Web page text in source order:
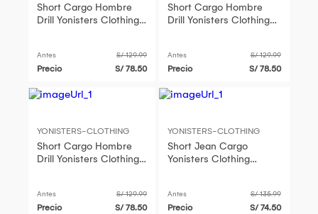
Short Cargo Hombre
Drill Yonisters Clothing
Antes S/ 129.99
Precio S/ 78.50
Short Cargo Hombre
Drill Yonisters Clothing
Antes S/ 129.99
Precio S/ 78.50
YONISTERS-CLOTHING
Short Cargo Hombre
Drill Yonisters Clothing
Antes S/ 129.99
Precio S/ 78.50
YONISTERS-CLOTHING
Short Jean Cargo
Yonisters Clothing
Antes S/ 135.99
Precio S/ 74.50